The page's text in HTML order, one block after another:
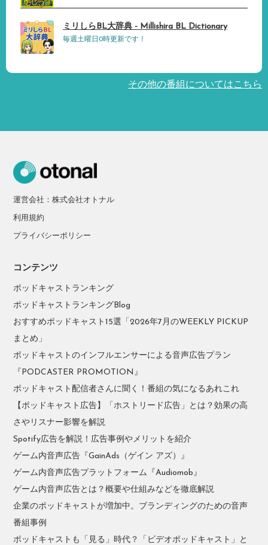
ミリしらBL大辞典 - Millishira BL Dictionary
毎週土曜日0時更新です！
その他の番組についてはこちら
運営会社：株式会社オトナル
利用規約
プライバシーポリシー
コンテンツ
ポッドキャストランキング
ポッドキャストランキングBlog
おすすめポッドキャスト15選「2026年7月のWEEKLY PICKUP
まとめ」
ポッドキャストのインフルエンサーによる音声広告プラン
『PODCASTER PROMOTION』
ポッドキャスト配信者さんに聞く！番組の気になるあれこれ
【ポッドキャスト広告】「ホストリード広告」とは？効果の高
さやリスナー影響を解説
Spotify広告を解説！広告事例やメリットを紹介
ゲーム内音声広告『GainAds（ゲイン アズ）』
ゲーム内音声広告プラットフォーム『Audiomob』
ゲーム内音声広告とは？概要や仕組みなどを徹底解説
企業のポッドキャストが増加中。ブランディングのための音声
番組事例
ポッドキャストも「見る」時代？「ビデオポッドキャスト」と